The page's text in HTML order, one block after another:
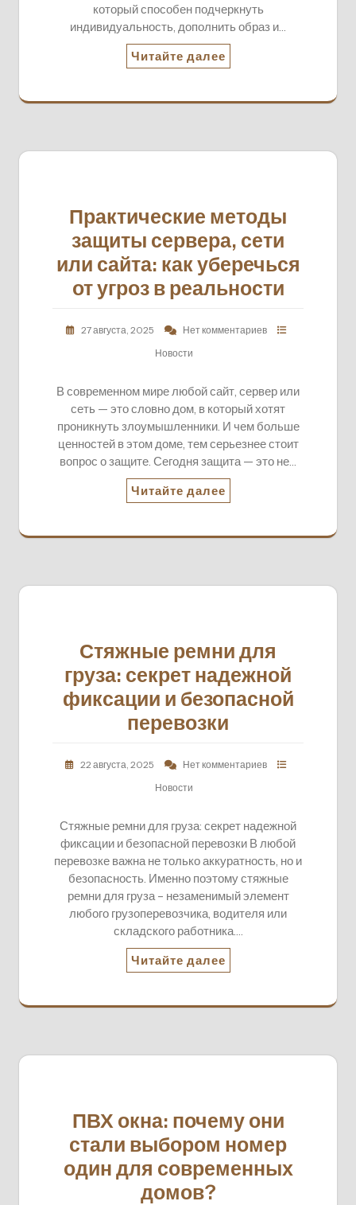
который способен подчеркнуть
индивидуальность, дополнить образ и…
Читайте далее
Практические методы
защиты сервера, сети
или сайта: как уберечься
от угроз в реальности
27 августа, 2025
Нет комментариев
Новости
В современном мире любой сайт, сервер или
сеть — это словно дом, в который хотят
проникнуть злоумышленники. И чем больше
ценностей в этом доме, тем серьезнее стоит
вопрос о защите. Сегодня защита — это не…
Читайте далее
Стяжные ремни для
груза: секрет надежной
фиксации и безопасной
перевозки
22 августа, 2025
Нет комментариев
Новости
Стяжные ремни для груза: секрет надежной
фиксации и безопасной перевозки В любой
перевозке важна не только аккуратность, но и
безопасность. Именно поэтому стяжные
ремни для груза – незаменимый элемент
любого грузоперевозчика, водителя или
складского работника.…
Читайте далее
ПВХ окна: почему они
стали выбором номер
один для современных
домов?